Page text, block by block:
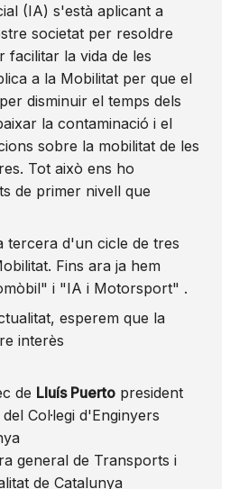
(IA) s'està aplicant a
societat per resoldre
facilitar la vida de les
a la Mobilitat per que el
disminuir el temps dels
la contaminació i el
sobre la mobilitat de les
Tot això ens ho
de primer nivell que
tercera d'un cicle de tres
Fins ara ja hem
i "IA i Motorsport" .
esperem que la
interès
de Lluís Puertopresident
Col·legi d'Enginyers
general de Transports i
de Catalunya